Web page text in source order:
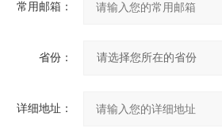
常用邮箱：
省份：
详细地址：